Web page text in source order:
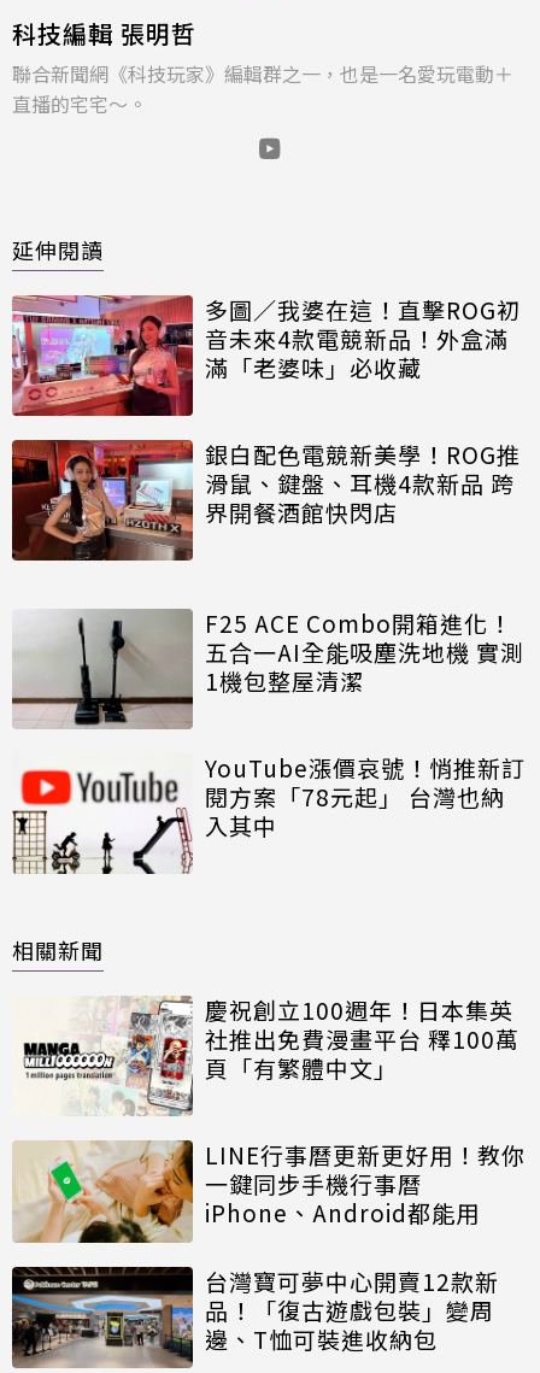
科技編輯 張明哲
聯合新聞網《科技玩家》編輯群之一，也是一名愛玩電動＋
直播的宅宅～。
延伸閱讀
多圖／我婆在這！直擊ROG初
音未來4款電競新品！外盒滿
滿「老婆味」必收藏
銀白配色電競新美學！ROG推
滑鼠、鍵盤、耳機4款新品 跨
界開餐酒館快閃店
F25 ACE Combo開箱進化！
五合一AI全能吸塵洗地機 實測
1機包整屋清潔
YouTube漲價哀號！悄推新訂
閱方案「78元起」 台灣也納
入其中
相關新聞
慶祝創立100週年！日本集英
社推出免費漫畫平台 釋100萬
頁「有繁體中文」
LINE行事曆更新更好用！教你
一鍵同步手機行事曆
iPhone、Android都能用
台灣寶可夢中心開賣12款新
品！「復古遊戲包裝」變周
邊、T恤可裝進收納包